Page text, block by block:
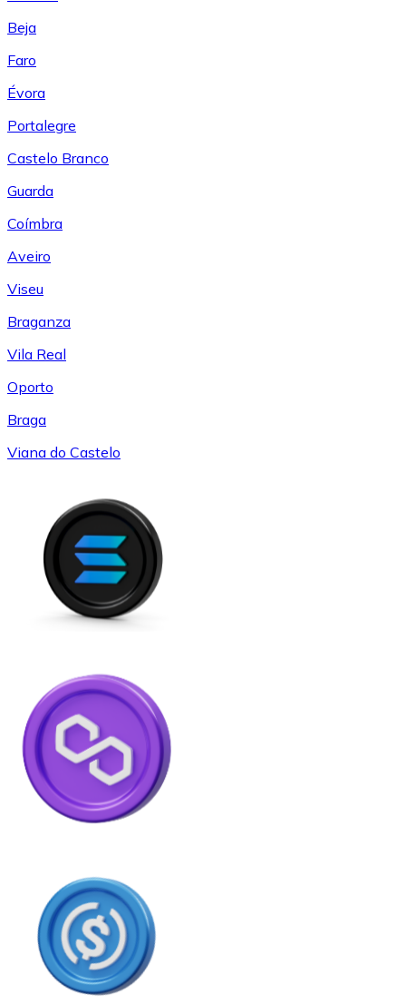
Beja
Faro
Évora
Portalegre
Castelo Branco
Guarda
Coímbra
Aveiro
Viseu
Braganza
Vila Real
Oporto
Braga
Viana do Castelo